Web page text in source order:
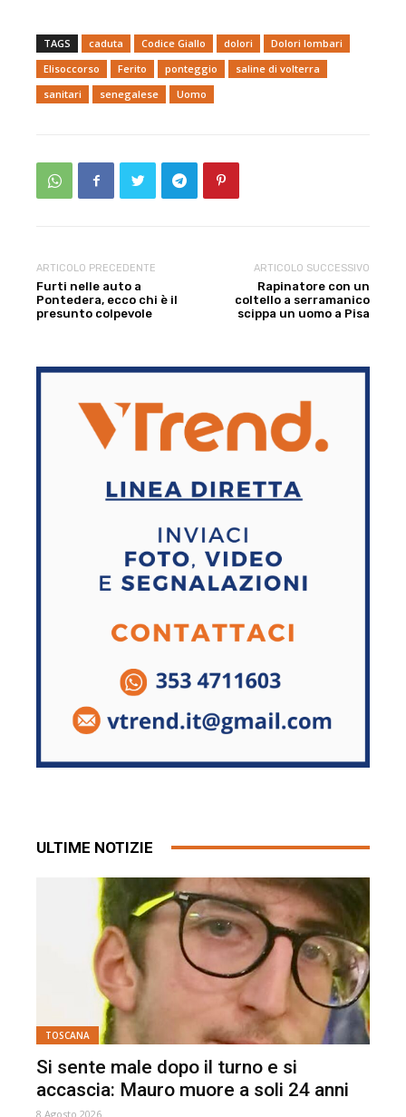
TAGS caduta Codice Giallo dolori
Dolori lombari
Elisoccorso
Ferito ponteggio
saline di volterra
sanitari
senegalese Uomo
ARTICOLO PRECEDENTE
Furti nelle auto a
Pontedera, ecco chi è il
presunto colpevole
ARTICOLO SUCCESSIVO
Rapinatore con un
coltello a serramanico
scippa un uomo a Pisa
ULTIME NOTIZIE
TOSCANA
Si sente male dopo il turno e si
accascia: Mauro muore a soli 24 anni
8 Agosto 2026